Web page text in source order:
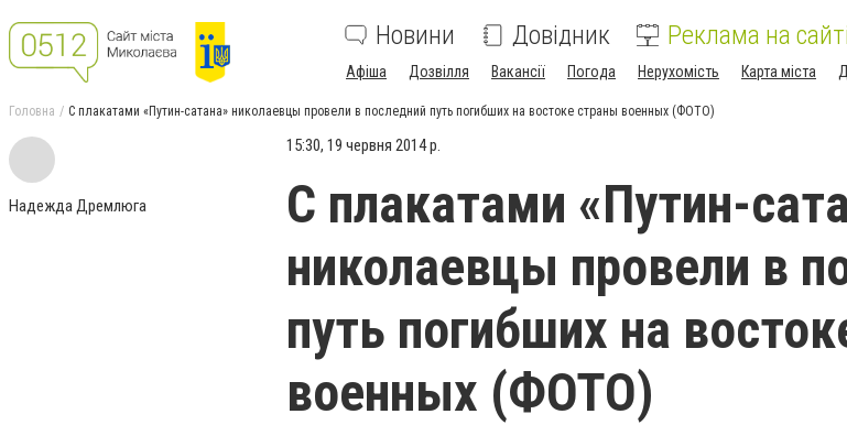
Новини Довідник Реклама на сайті
Афіша Дозвілля Вакансії Погода Нерухомість Карта міста
Головна С плакатами «Путин-сатана» николаевцы провели в последний путь погибших на востоке страны военных (ФОТО)
Надежда Дремлюга
15:30, 19 червня 2014 р.
С плакатами «Путин-
николаевцы провели в
путь погибших на
военных (ФОТО)